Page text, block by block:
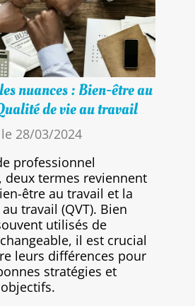
nuances : Bien-être au
de vie au travail
28/03/2024
professionnel
termes reviennent
être au travail et la
travail (QVT). Bien
utilisés de
il est crucial
leurs différences pour
stratégies et